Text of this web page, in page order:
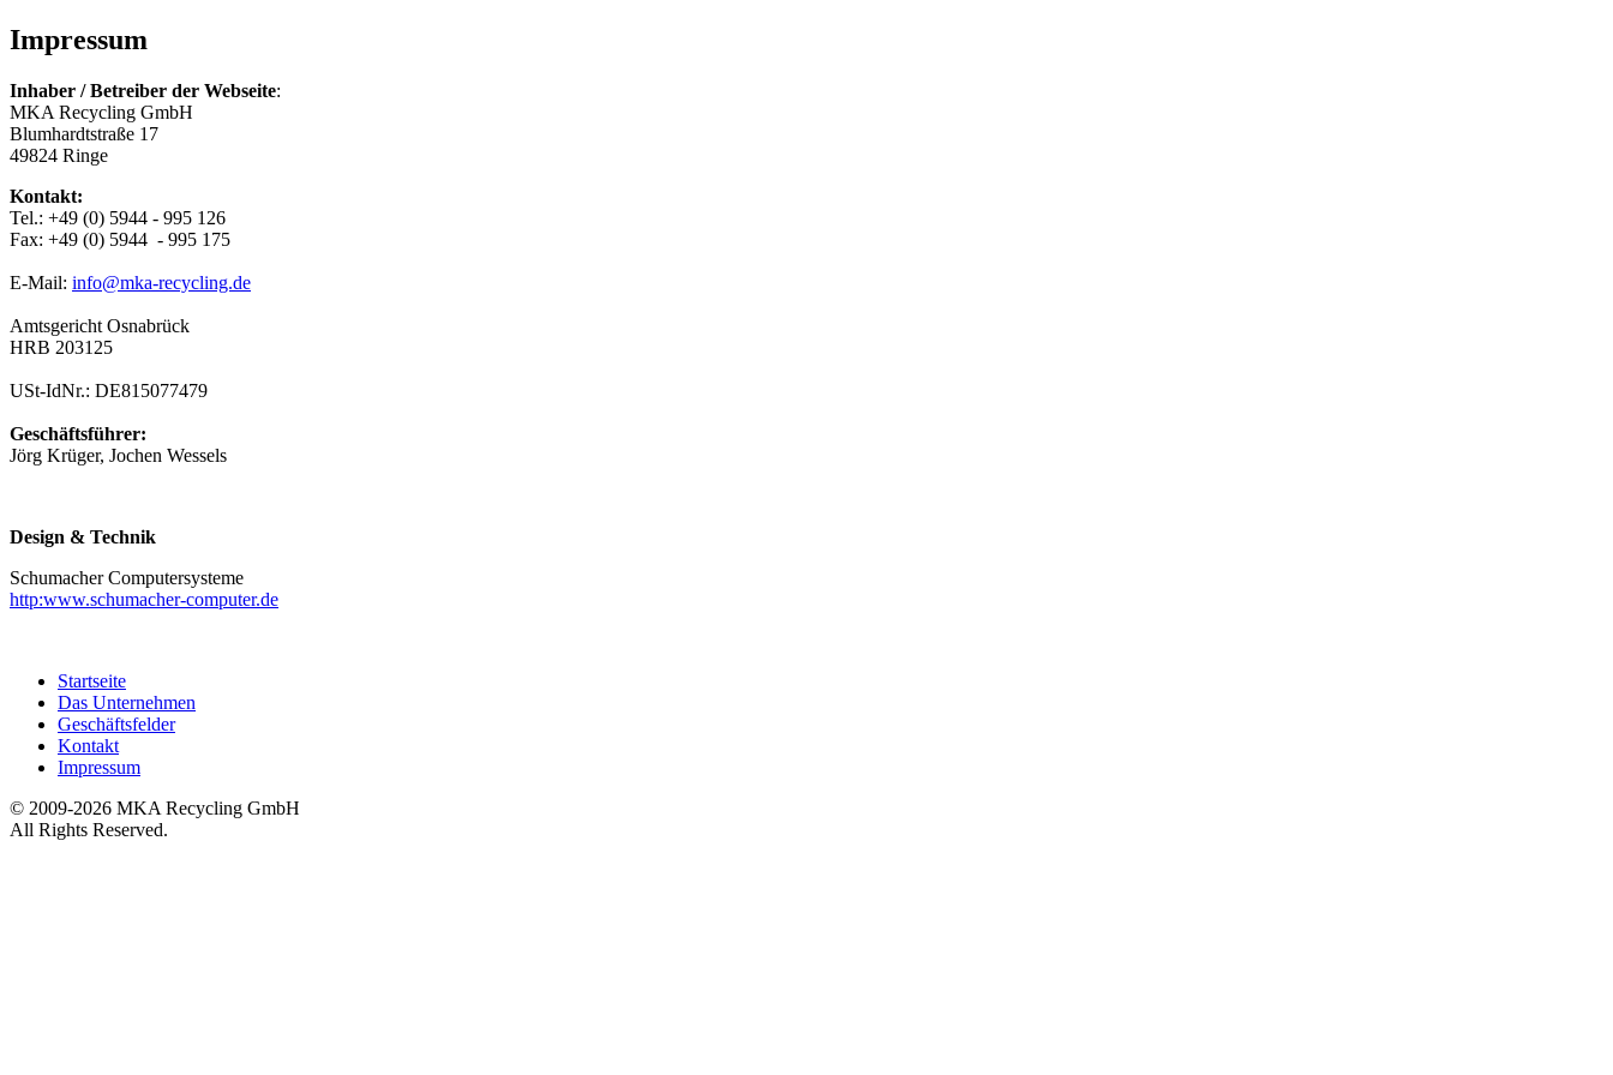
Impressum
Inhaber / Betreiber der Webseite:
MKA Recycling GmbH
Blumhardtstraße 17
49824 Ringe
Kontakt:
Tel.: +49 (0) 5944 - 995 126
Fax: +49 (0) 5944 - 995 175
E-Mail: info@mka-recycling.de
Amtsgericht Osnabrück
HRB 203125
USt-IdNr.: DE815077479
Geschäftsführer:
Jörg Krüger, Jochen Wessels
Design & Technik
Schumacher Computersysteme
http:www.schumacher-computer.de
Startseite
Das Unternehmen
Geschäftsfelder
Kontakt
Impressum
© 2009-2026 MKA Recycling GmbH
All Rights Reserved.